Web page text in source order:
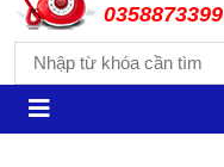
0358873399